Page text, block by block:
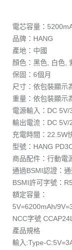
電芯容量：
品牌：HANG
產地：中國
顏色：黑色, 白色,
保固：6個月
尺寸：依包裝顯示
重量：依包裝顯示
電源輸入：DC 5V/
輸出電流：DC 5V/
充電時間：22.5W
型號：HANG
商品配件：行動電
通過BSMI認證：
BSMI許可字號：
額定容量：
5V=6200mAh/
NCC字號
產品規格
輸入:Type-